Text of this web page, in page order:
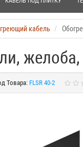
кабель
желоба,
Товара: FLSR 40-2